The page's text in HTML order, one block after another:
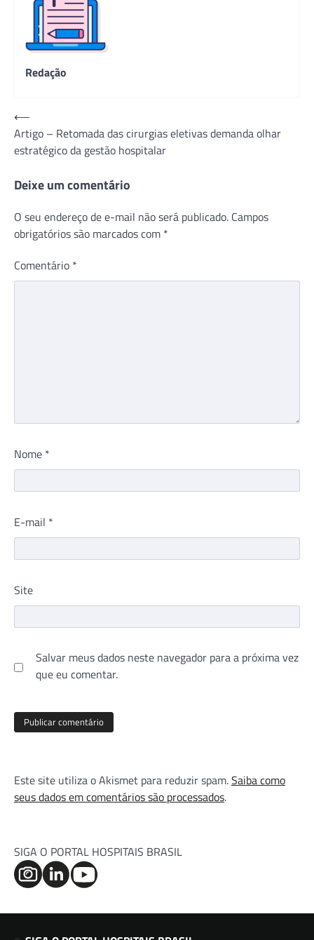
Redação
Navegação
de
Post
⟵
Artigo – Retomada das cirurgias eletivas demanda olhar
estratégico da gestão hospitalar
Deixe um comentário
O seu endereço de e-mail não será publicado. Campos
obrigatórios são marcados com *
Comentário *
Nome *
E-mail *
Site
Salvar meus dados neste navegador para a próxima vez
que eu comentar.
Este site utiliza o Akismet para reduzir spam.Saiba como
seus dados em comentários são processados.
SIGA O PORTAL HOSPITAIS BRASIL